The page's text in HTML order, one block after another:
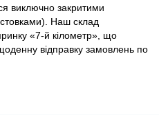
виключно закритими
Наш склад
«7-й кілометр», що
відправку замовлень по